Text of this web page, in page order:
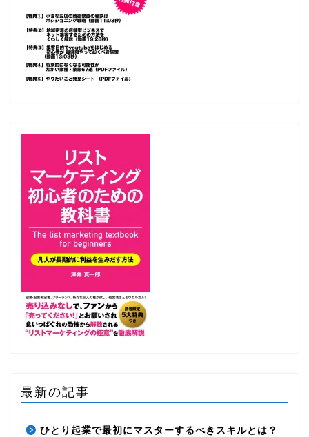
最新の記事
ひとり起業で最初にマスターするべきスキルとは？